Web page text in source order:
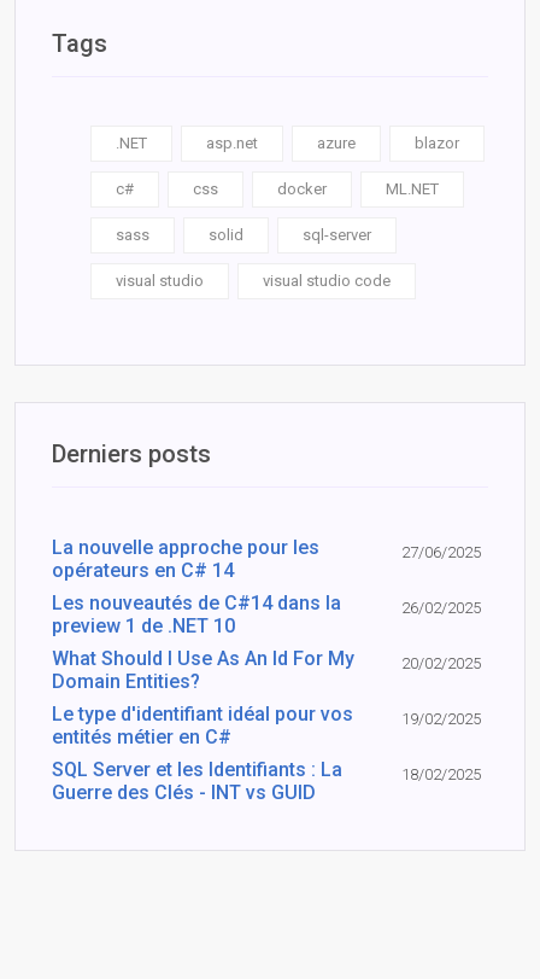
Tags
.NET asp.net azure blazor
c# css docker ML.NET
sass solid sql-server
visual studio visual studio code
Derniers posts
La nouvelle approche pour les
opérateurs en C# 14
27/06/2025
Les nouveautés de C#14 dans la
preview 1 de .NET 10
26/02/2025
What Should I Use As An Id For My
Domain Entities?
20/02/2025
Le type d'identifiant idéal pour vos
entités métier en C#
19/02/2025
SQL Server et les Identifiants : La
Guerre des Clés - INT vs GUID
18/02/2025